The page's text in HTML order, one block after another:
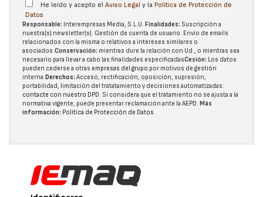
He leído y acepto el Aviso Legal y la Política de Protección de
Datos
Responsable: Interempresas Media, S.L.U. Finalidades: Suscripción a
nuestra(s) newsletter(s). Gestión de cuenta de usuario. Envío de emails
relacionados con la misma o relativos a intereses similares o
asociados.Conservación: mientras dure la relación con Ud., o mientras sea
necesario para llevar a cabo las finalidades especificadasCesión: Los datos
pueden cederse a otras empresas del grupo por motivos de gestión
interna.Derechos: Acceso, rectificación, oposición, supresión,
portabilidad, limitación del tratatamiento y decisiones automatizadas:
contacte con nuestro DPD. Si considera que el tratamiento no se ajusta a la
normativa vigente, puede presentar reclamación ante la AEPD. Más
información: Política de Protección de Datos